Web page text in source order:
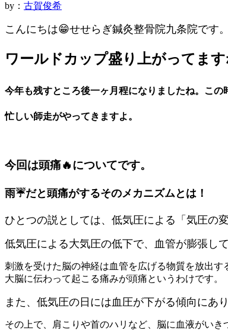
by： 古賀俊希
こんにちは😁せせらぎ鍼灸整骨院九条院です。
ワールドカップ盛り上がってます
今年も残すところ後一ヶ月程になりましたね。こ
忙しい師走がやってきますよ。
今回は頭痛🔥についてです。
雨☔だと頭痛がするそのメカニズムとは！
ひとつの説としては、低気圧による「気圧の
低気圧による大気圧の低下で、血管が膨張し
刺激を受けた脳の神経は血管を広げる物質を放出
大脳に伝わって起こる痛みが頭痛というわけです。
また、低気圧の日には血圧が下がる傾向にあ
その上で、肩こりや首のハリなど、脳に血液がい